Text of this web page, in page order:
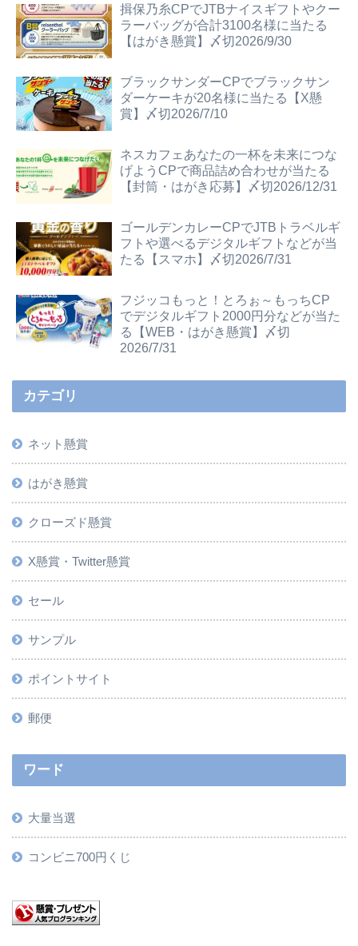
揖保乃糸CPでJTBナイスギフトやクー
ラーバッグが合計3100名様に当たる
【はがき懸賞】〆切2026/9/30
ブラックサンダーCPでブラックサン
ダーケーキが20名様に当たる【X懸
賞】〆切2026/7/10
ネスカフェあなたの一杯を未来につな
げようCPで商品詰め合わせが当たる
【封筒・はがき応募】〆切2026/12/31
ゴールデンカレーCPでJTBトラベルギ
フトや選べるデジタルギフトなどが当
たる【スマホ】〆切2026/7/31
フジッコもっと！とろぉ～もっちCP
でデジタルギフト2000円分などが当た
る【WEB・はがき懸賞】〆切
2026/7/31
カテゴリ
ネット懸賞
はがき懸賞
クローズド懸賞
X懸賞・Twitter懸賞
セール
サンプル
ポイントサイト
郵便
ワード
大量当選
コンビニ700円くじ